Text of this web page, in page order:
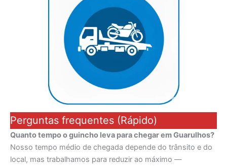
Perguntas frequentes (Rápido)
Quanto tempo o guincho leva para chegar em Guarulhos?
Nosso tempo médio de chegada depende do trânsito e do
local, mas trabalhamos para reduzir ao máximo —